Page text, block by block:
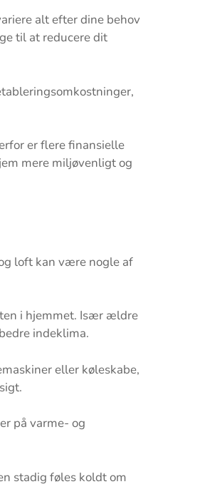
alt efter dine behov
til at reducere dit
er flere finansielle
mere miljøvenligt og
loft kan være nogle af
i hjemmet. Især ældre
indeklima.
eller køleskabe,
på varme- og
stadig føles koldt om